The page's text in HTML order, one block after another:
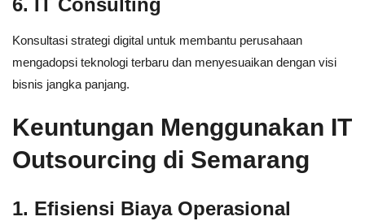
6. IT Consulting
Konsultasi strategi digital untuk membantu perusahaan
mengadopsi teknologi terbaru dan menyesuaikan dengan visi
bisnis jangka panjang.
Keuntungan Menggunakan IT
Outsourcing di Semarang
1. Efisiensi Biaya Operasional